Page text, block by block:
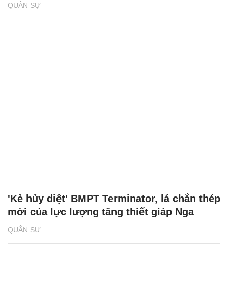
QUÂN SỰ
QUÂN SỰ
'Kẻ hủy diệt' BMPT Terminator, lá chắn thép
mới của lực lượng tăng thiết giáp Nga